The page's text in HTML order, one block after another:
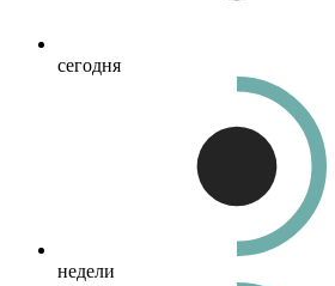
сегодня
недели